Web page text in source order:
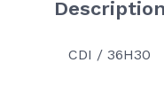
CDI / 36H30